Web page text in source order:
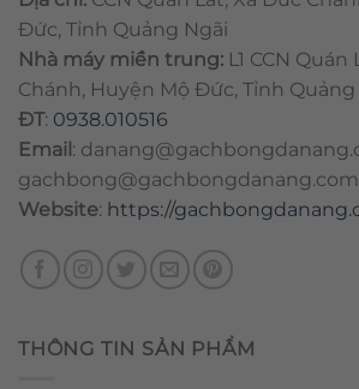
Đức, Tỉnh Quảng Ngãi
Nhà máy miền trung: L1 CCN
Chánh, Huyện Mộ Đức, Tỉnh
ĐT: 0938.010516
Email :
gachbong@gachbongdanang.com
Website: https://
THÔNG TIN SẢN PHẨM